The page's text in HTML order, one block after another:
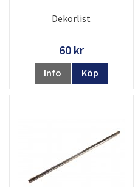
Dekorlist
60 kr
Info Köp